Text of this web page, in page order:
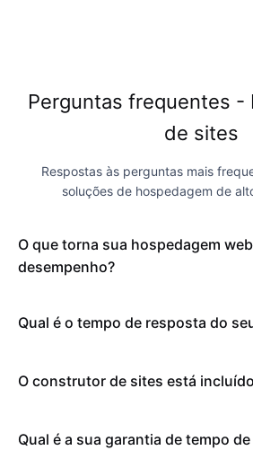
Perguntas frequentes -
de sites
Respostas às perguntas mais
soluções de hospedagem de
O que torna sua hospedagem
desempenho?
Qual é o tempo de resposta do
O construtor de sites está
Qual é a sua garantia de tempo